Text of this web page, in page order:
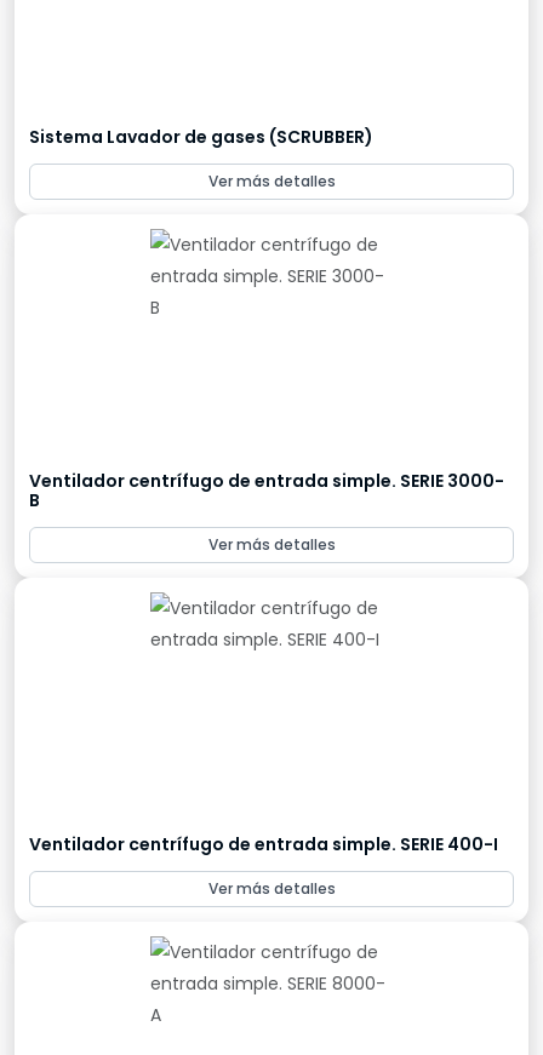
Sistema Lavador de gases (SCRUBBER)
Ver más detalles
Ventilador centrífugo de entrada simple. SERIE 3000-
B
Ver más detalles
Ventilador centrífugo de entrada simple. SERIE 400-I
Ver más detalles